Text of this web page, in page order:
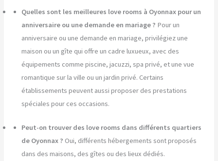
Quelles sont les meilleures love rooms à Oyonnax pour un
anniversaire ou une demande en mariage ? Pour un
anniversaire ou une demande en mariage, privilégiez une
maison ou un gîte qui offre un cadre luxueux, avec des
équipements comme piscine, jacuzzi, spa privé, et une vue
romantique sur la ville ou un jardin privé. Certains
établissements peuvent aussi proposer des prestations
spéciales pour ces occasions.
Peut-on trouver des love rooms dans différents quartiers
de Oyonnax ? Oui, différents hébergements sont proposés
dans des maisons, des gîtes ou des lieux dédiés.